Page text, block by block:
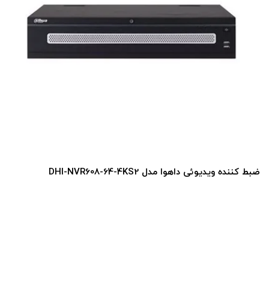
ضبط کننده ویدیوئی داهوا مدل DHI-NVR608-64-4KS2